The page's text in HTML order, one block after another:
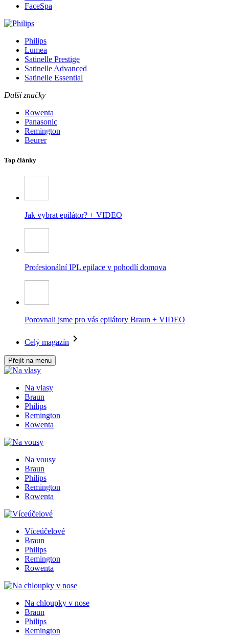
FaceSpa
Philips
Lumea
Satinelle Prestige
Satinelle Advanced
Satinelle Essential
Další značky
Rowenta
Panasonic
Remington
Beurer
Top články
Jak vybrat epilátor? + VIDEO
Profesionální IPL epilace v pohodlí domova
Porovnali jsme pro vás epilátory Braun + VIDEO
Celý magazín
Přejít na menu
Na vlasy
Braun
Philips
Remington
Rowenta
Na vousy
Braun
Philips
Remington
Rowenta
Víceúčelové
Braun
Philips
Remington
Rowenta
Na chloupky v nose
Braun
Philips
Remington